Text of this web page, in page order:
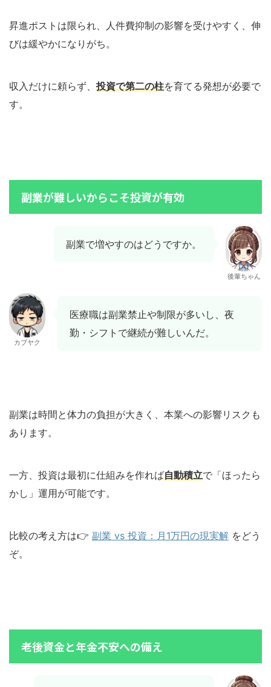
昇進ポストは限られ、人件費抑制の影響を受けやすく、伸
びは緩やかになりがち。
収入だけに頼らず、 投資で第二の柱を育てる発想が必要で
す。
副業が難しいからこそ投資が有効
副業で増やすのはどうですか。
後輩ちゃん
カブヤク
医療職は副業禁止や制限が多いし、夜
勤・シフトで継続が難しいんだ。
副業は時間と体力の負担が大きく、本業への影響リスクも
あります。
一方、投資は最初に仕組みを作れば自動積立で「ほったら
かし」運用が可能です。
比較の考え方は👉 副業 vs 投資：月1万円の現実解 をどう
ぞ。
老後資金と年金不安への備え